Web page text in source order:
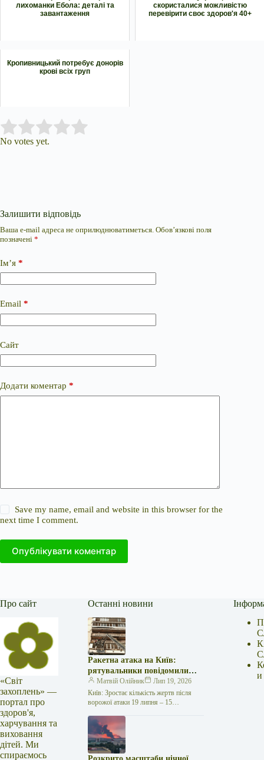
лихоманки Ебола: деталі та
завантаження
скористалися можливістю
перевірити своє здоров'я 40+
Кропивницький потребує донорів
крові всіх груп
Rate this item:
No votes yet.
Залишити відповідь
Ваша e-mail адреса не оприлюднюватиметься. Обов’язкові поля
позначені *
Ім’я *
Email *
Сайт
Додати коментар *
Save my name, email and website in this browser for the
next time I comment.
Опублікувати коментар
Про сайт
«Світ
захоплень» —
портал про
здоров'я,
харчування та
виховання
дітей. Ми
спираємось
Останні новини
Ракетна атака на Київ:
рятувальники повідомили
про 15 поранених
Матвій Олійник
Лип 19, 2026
Київ: Зростає кількість жертв після
ворожої атаки 19 липня – 15
російської агресії, що сталася у
столиці…
и